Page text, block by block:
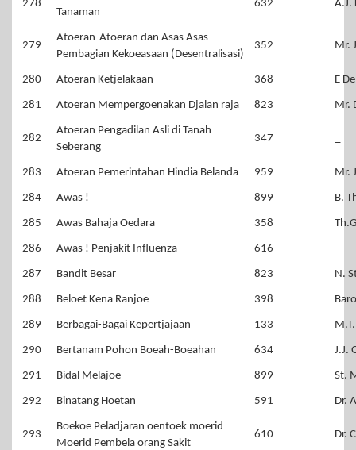
278
Tanaman
632 A.J.
279
Atoeran-Atoeran dan Asas Asas
Pembagian Kekoeasaan (Desentralisasi)
352 Mr.
280 Atoeran Ketjelakaan 368 E
281 Atoeran Mempergoenakan Djalan raja 823 Mr.
282
Atoeran Pengadilan Asli di Tanah
Seberang
347
283 Atoeran Pemerintahan Hindia Belanda 959 Mr.
284 Awas ! 899 B.
285 Awas Bahaja Oedara 358
286 Awas ! Penjakit Influenza 616
287 Bandit Besar 823 N.
288 Beloet Kena Ranjoe 398
289 Berbagai-Bagai Kepertjajaan 133
290 Bertanam Pohon Boeah-Boeahan 634 J.J.
291 Bidal Melajoe 899 St.
292 Binatang Hoetan 591 Dr.
293
Boekoe Peladjaran oentoek moerid
Moerid Pembela orang Sakit
610 Dr.